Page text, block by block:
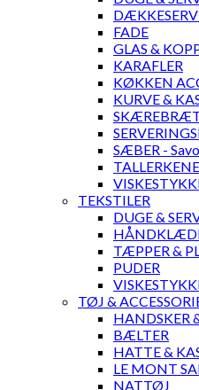
FADE
GLAS &
KARAFLER
KØKKEN
KURVE &
SÆBER -
TEKSTILER
DUGE &
TÆPPER &
PUDER
TØJ &
HANDSKER
BÆLTER
HATTE &
LE MONT
NATTØJ